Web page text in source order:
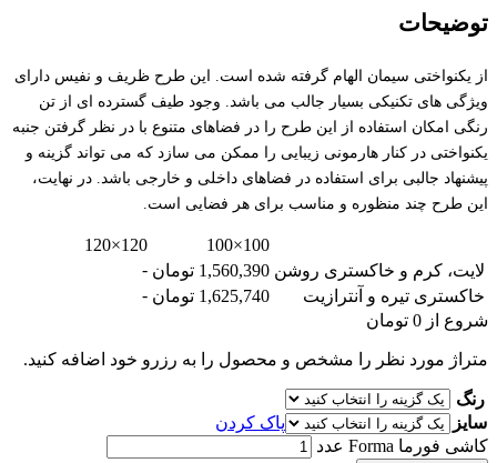
توضیحات
از یکنواختی سیمان الهام گرفته شده است. این طرح ظریف و نفیس دارای
ویژگی های تکنیکی بسیار جالب می باشد. وجود طیف گسترده ای از تن
رنگی امکان استفاده از این طرح را در فضاهای متنوع با در نظر گرفتن جنبه
یکنواختی در کنار هارمونی زیبایی را ممکن می سازد که می تواند گزینه و
پیشنهاد جالبی برای استفاده در فضاهای داخلی و خارجی باشد. در نهایت،
این طرح چند منظوره و مناسب برای هر فضایی است.
100×100
120×120
لایت، کرم و خاکستری روشن 1,560,390 تومان
-
خاکستری تیره و آنترازیت
1,625,740 تومان
-
شروع از 0 تومان
متراژ مورد نظر را مشخص و محصول را به رزرو خود اضافه کنید.
رنگ
سایز
پاک کردن
کاشی فورما Forma عدد